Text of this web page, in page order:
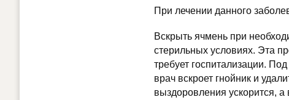
При лечении данного
Вскрыть ячмень при
стерильных условиях. Эта
требует госпитализации.
врач вскроет гнойник и
выздоровления ускорится, а